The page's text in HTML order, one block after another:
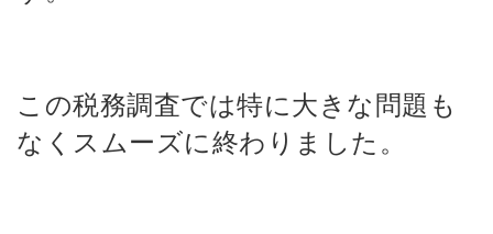
この税務調査では特に大きな問題も
なくスムーズに終わりました。